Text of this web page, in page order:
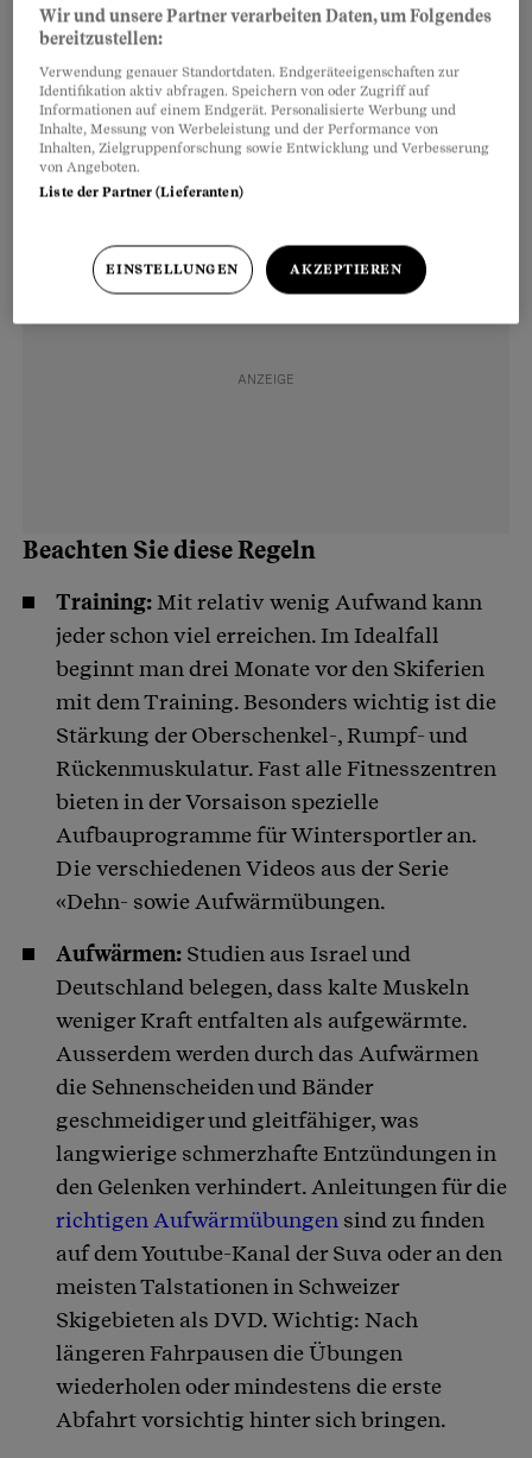
übermässiger Alkoholkonsum
hat laut einer US-Studie weniger das Bechern
in der Pistenbeiz, sondern der Kater nach der
Après-Ski-Party am nächsten Tag Unfälle
zur Folge.
Beachten Sie diese Regeln
Training:Mit relativ wenig Aufwand kann
jeder schon viel erreichen. Im Idealfall
beginnt man drei Monate vor den Skiferien
mit dem Training. Besonders wichtig ist die
Stärkung der Oberschenkel-, Rumpf- und
Rückenmuskulatur. Fast alle Fitnesszentren
bieten in der Vorsaison spezielle
Aufbauprogramme für Wintersportler an.
Die verschiedenen Videos aus der Serie
«Dehn- sowie Aufwärmübungen.
Aufwärmen: Studien aus Israel und
Deutschland belegen, dass kalte Muskeln
weniger Kraft entfalten als aufgewärmte.
Ausserdem werden durch das Aufwärmen
die Sehnenscheiden und Bänder
geschmeidiger und gleitfähiger, was
langwierige schmerzhafte Entzündungen in
den Gelenken verhindert. Anleitungen für die
richtigen Aufwärmübungen sind zu finden
auf dem Youtube-Kanal der Suva oder an den
meisten Talstationen in Schweizer
Skigebieten als DVD. Wichtig: Nach
längeren Fahrpausen die Übungen
wiederholen oder mindestens die erste
Abfahrt vorsichtig hinter sich bringen.
Wir und unsere Partner verarbeiten Daten, um Folgendes
bereitzustellen:
Verwendung genauer Standortdaten. Endgeräteeigenschaften zur
Identifikation aktiv abfragen. Speichern von oder Zugriff auf
Informationen auf einem Endgerät. Personalisierte Werbung und
Inhalte, Messung von Werbeleistung und der Performance von
Inhalten, Zielgruppenforschung sowie Entwicklung und Verbesserung
von Angeboten.
Liste der Partner (Lieferanten)
EINSTELLUNGEN AKZEPTIEREN